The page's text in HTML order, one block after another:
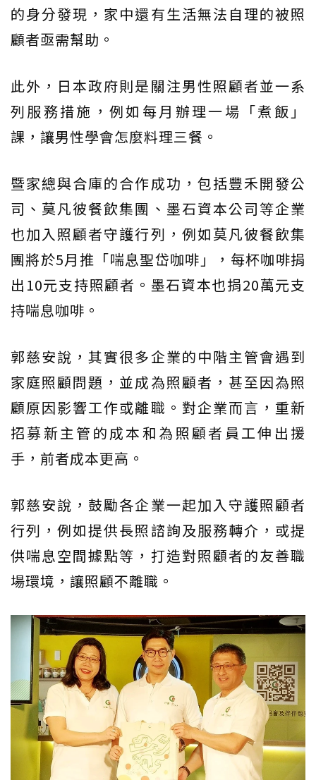
的身分發現，家中還有生活無法自理的被照
顧者亟需幫助。
此外，日本政府則是關注男性照顧者並一系
列服務措施，例如每月辦理一場「煮飯」
課，讓男性學會怎麼料理三餐。
暨家總與合庫的合作成功，包括豐禾開發公
司、莫凡彼餐飲集團、墨石資本公司等企業
也加入照顧者守護行列，例如莫凡彼餐飲集
團將於5月推「喘息聖岱咖啡」，每杯咖啡捐
出10元支持照顧者。墨石資本也捐20萬元支
持喘息咖啡。
郭慈安說，其實很多企業的中階主管會遇到
家庭照顧問題，並成為照顧者，甚至因為照
顧原因影響工作或離職。對企業而言，重新
招募新主管的成本和為照顧者員工伸出援
手，前者成本更高。
郭慈安說，鼓勵各企業一起加入守護照顧者
行列，例如提供長照諮詢及服務轉介，或提
供喘息空間據點等，打造對照顧者的友善職
場環境，讓照顧不離職。